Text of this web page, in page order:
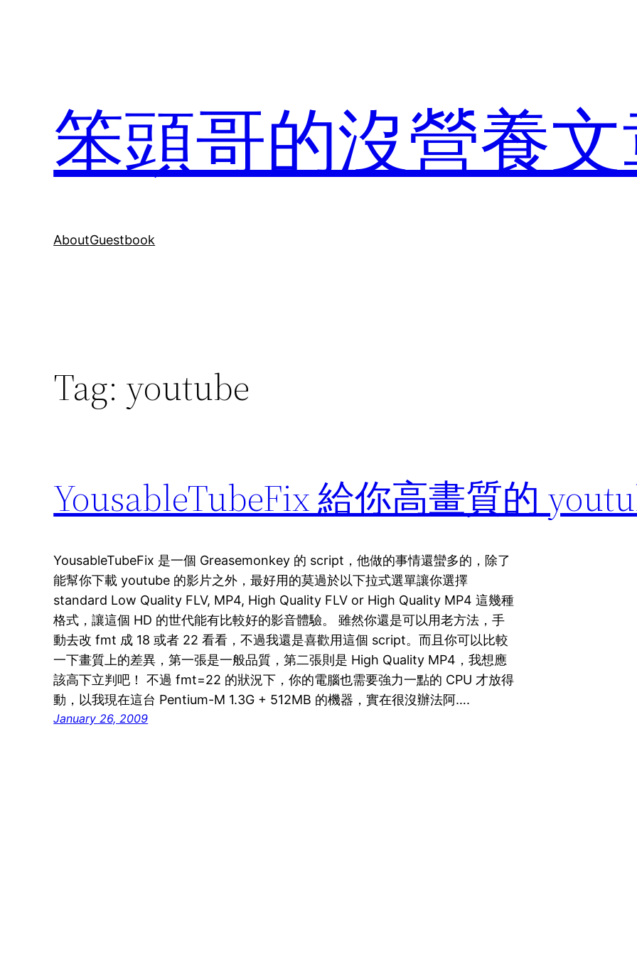
笨頭哥的沒營養
AboutGuestbook
Tag: youtube
YousableTubeFix 給你高畫質的
YousableTubeFix 是一個 Greasemonkey 的 script，他做的事情還蠻多的，除了
能幫你下載 youtube 的影片之外，最好用的莫過於以下拉式選單讓你選擇
standard Low Quality FLV, MP4, High Quality FLV or High Quality MP4 這幾種
格式，讓這個 HD 的世代能有比較好的影音體驗。 雖然你還是可以用老方法，手
動去改 fmt 成 18 或者 22 看看，不過我還是喜歡用這個 script。而且你可以比較
一下畫質上的差異，第一張是一般品質，第二張則是 High Quality MP4，我想應
該高下立判吧！ 不過 fmt=22 的狀況下，你的電腦也需要強力一點的 CPU 才放得
動，以我現在這台 Pentium-M 1.3G + 512MB 的機器，實在很沒辦法阿….
January 26, 2009